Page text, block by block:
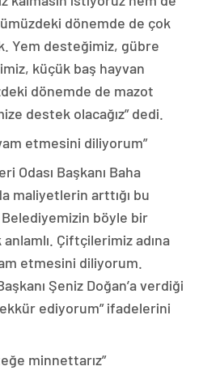
dönemde de çok
Yem desteğimiz, gübre
küçük baş hayvan
dönemde de mazot
destek olacağız” dedi.
etmesini diliyorum”
Odası Başkanı Baha
maliyetlerin arttığı bu
böyle bir
Çiftçilerimiz adına
etmesini diliyorum.
Şeniz Doğan’a verdiği
ediyorum” ifadelerini
minnettarız”